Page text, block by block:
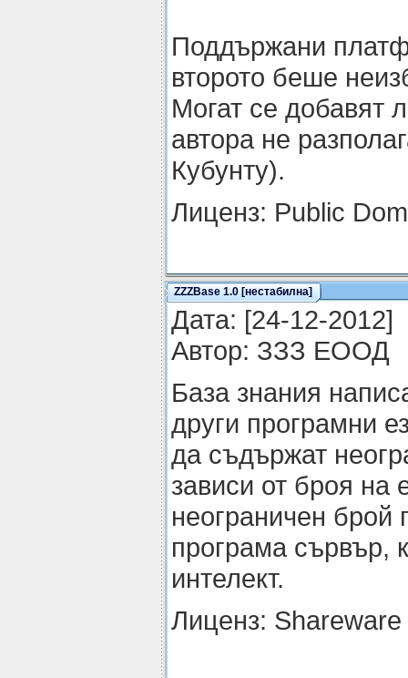
Поддържани
второто беше
Могат се добавят
автора не
Кубунту).
Лиценз: Public
ZZZBase 1.0 [нестабилна]
Датa: [24-12-2012]
Автор: ЗЗЗ ЕООД
База знания
други програмни
да съдържат
зависи от броя
неограничен брой
програма сървър,
интелект.
Лиценз: Shareware